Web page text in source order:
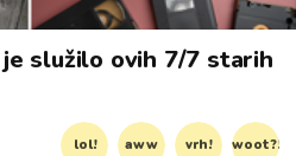
služilo ovih 7/7 starih
lol! aww vrh! woot?!